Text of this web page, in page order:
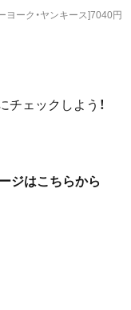
ーク・ヤンキース]7040円
チェックしよう！
ジはこちらから